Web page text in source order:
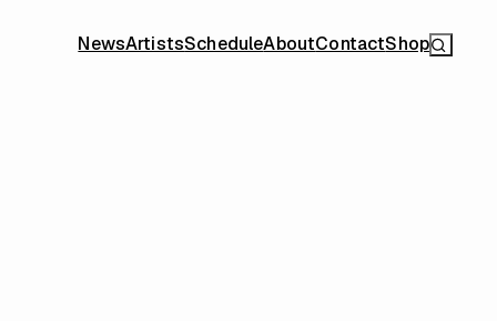
NewsArtistsScheduleAboutContactShop